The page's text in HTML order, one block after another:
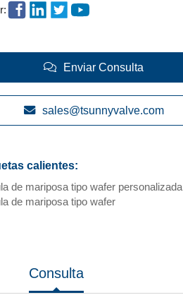
Enviar Consulta
sales@tsunnyvalve.com
calientes:
de mariposa tipo wafer personalizada
de mariposa tipo wafer
Consulta